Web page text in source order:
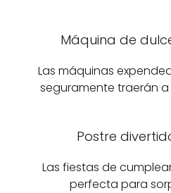
Máquina de
Las máquinas
seguramente traerán
Postre
Las fiestas de
perfecta para